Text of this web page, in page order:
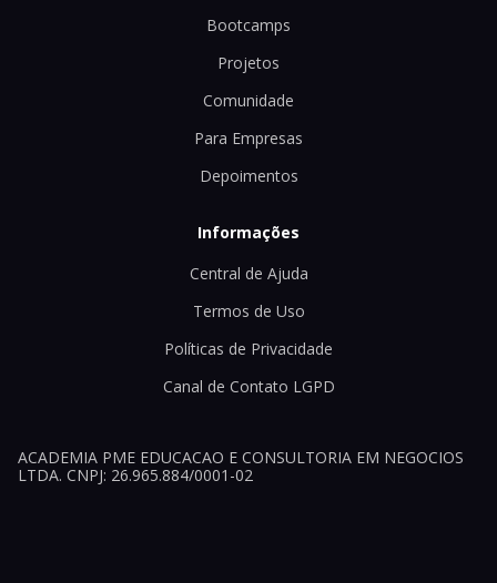
Bootcamps
Projetos
Comunidade
Para Empresas
Depoimentos
Informações
Central de Ajuda
Termos de Uso
Políticas de Privacidade
Canal de Contato LGPD
ACADEMIA PME EDUCACAO E CONSULTORIA EM NEGOCIOS
LTDA. CNPJ: 26.965.884/0001-02